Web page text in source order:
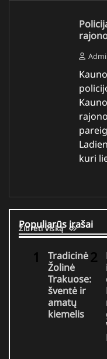
kuri
Populiarūs įrašai
Žiūrėti viską
Tradicinė
Žolinė
Trakuose:
šventė ir
amatų
kiemelis